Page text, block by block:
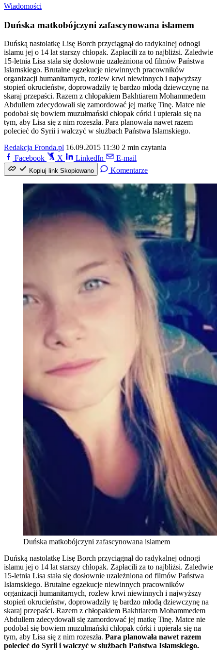
Wiadomości
Duńska matkobójczyni zafascynowana islamem
Duńską nastolatkę Lisę Borch przyciągnął do radykalnej odnogi
islamu jej o 14 lat starszy chłopak. Zapłacili za to najbliżsi. Zaledwie
15-letnia Lisa stała się dosłownie uzależniona od filmów Państwa
Islamskiego. Brutalne egzekucje niewinnych pracowników
organizacji humanitarnych, rozlew krwi niewinnych i najwyższy
stopień okrucieństw, doprowadziły tę bardzo młodą dziewczynę na
skaraj przepaści. Razem z chłopakiem Bakhtiarem Mohammedem
Abdullem zdecydowali się zamordować jej matkę Tinę. Matce nie
podobał się bowiem muzułmański chłopak córki i upierała się na
tym, aby Lisa się z nim rozeszła. Para planowała nawet razem
polecieć do Syrii i walczyć w służbach Państwa Islamskiego.
Redakcja Fronda.pl 16.09.2015 11:30 2 min czytania
Facebook
X LinkedIn E-mail
Kopiuj link Skopiowano Komentarze
Duńska matkobójczyni zafascynowana islamem
Duńską nastolatkę Lisę Borch przyciągnął do radykalnej odnogi
islamu jej o 14 lat starszy chłopak. Zapłacili za to najbliżsi. Zaledwie
15-letnia Lisa stała się dosłownie uzależniona od filmów Państwa
Islamskiego. Brutalne egzekucje niewinnych pracowników
organizacji humanitarnych, rozlew krwi niewinnych i najwyższy
stopień okrucieństw, doprowadziły tę bardzo młodą dziewczynę na
skaraj przepaści. Razem z chłopakiem Bakhtiarem Mohammedem
Abdullem zdecydowali się zamordować jej matkę Tinę. Matce nie
podobał się bowiem muzułmański chłopak córki i upierała się na
tym, aby Lisa się z nim rozeszła. Para planowała nawet razem
polecieć do Syrii i walczyć w służbach Państwa Islamskiego.